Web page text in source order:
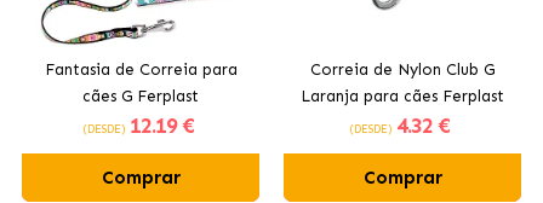
Fantasia de Correia para
cães G Ferplast
(DESDE) 12.19 €
Comprar
Correia de Nylon Club G
Laranja para cães Ferplast
(DESDE) 4.32 €
Comprar